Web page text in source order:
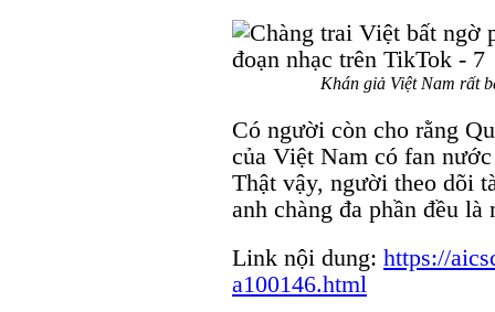
Khán giả Việt Nam rất
Có người còn cho rằng
của Việt Nam có fan
Thật vậy, người theo dõi
anh chàng đa phần đều
Link nội dung: https://
a100146.html